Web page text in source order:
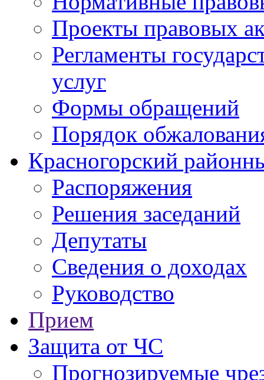
Проекты правовых
Регламенты
услуг
Формы обращений
Порядок
Красногорский
Распоряжения
Решения заседаний
Депутаты
Сведения о доходах
Руководство
Прием
Защита от ЧС
Прогнозируемые